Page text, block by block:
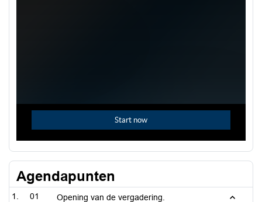
Agendapunten
01 Opening van de vergadering.